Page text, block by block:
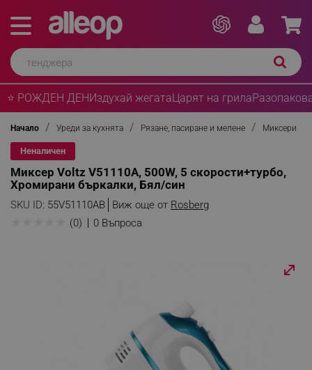
⭐ РОЖДЕН ДЕНИздухай жегатаЦарят на грила
Начало Уреди за кухнята Рязане, пасиране и мелене Миксери
Неналичен
Миксер Voltz V51110A, 500W, 5 скорости+турбо,
Хромирани бъркалки, Бял/син
SKU ID: 55V51110AB Виж още от Rosberg
(0) 0 Въпроса